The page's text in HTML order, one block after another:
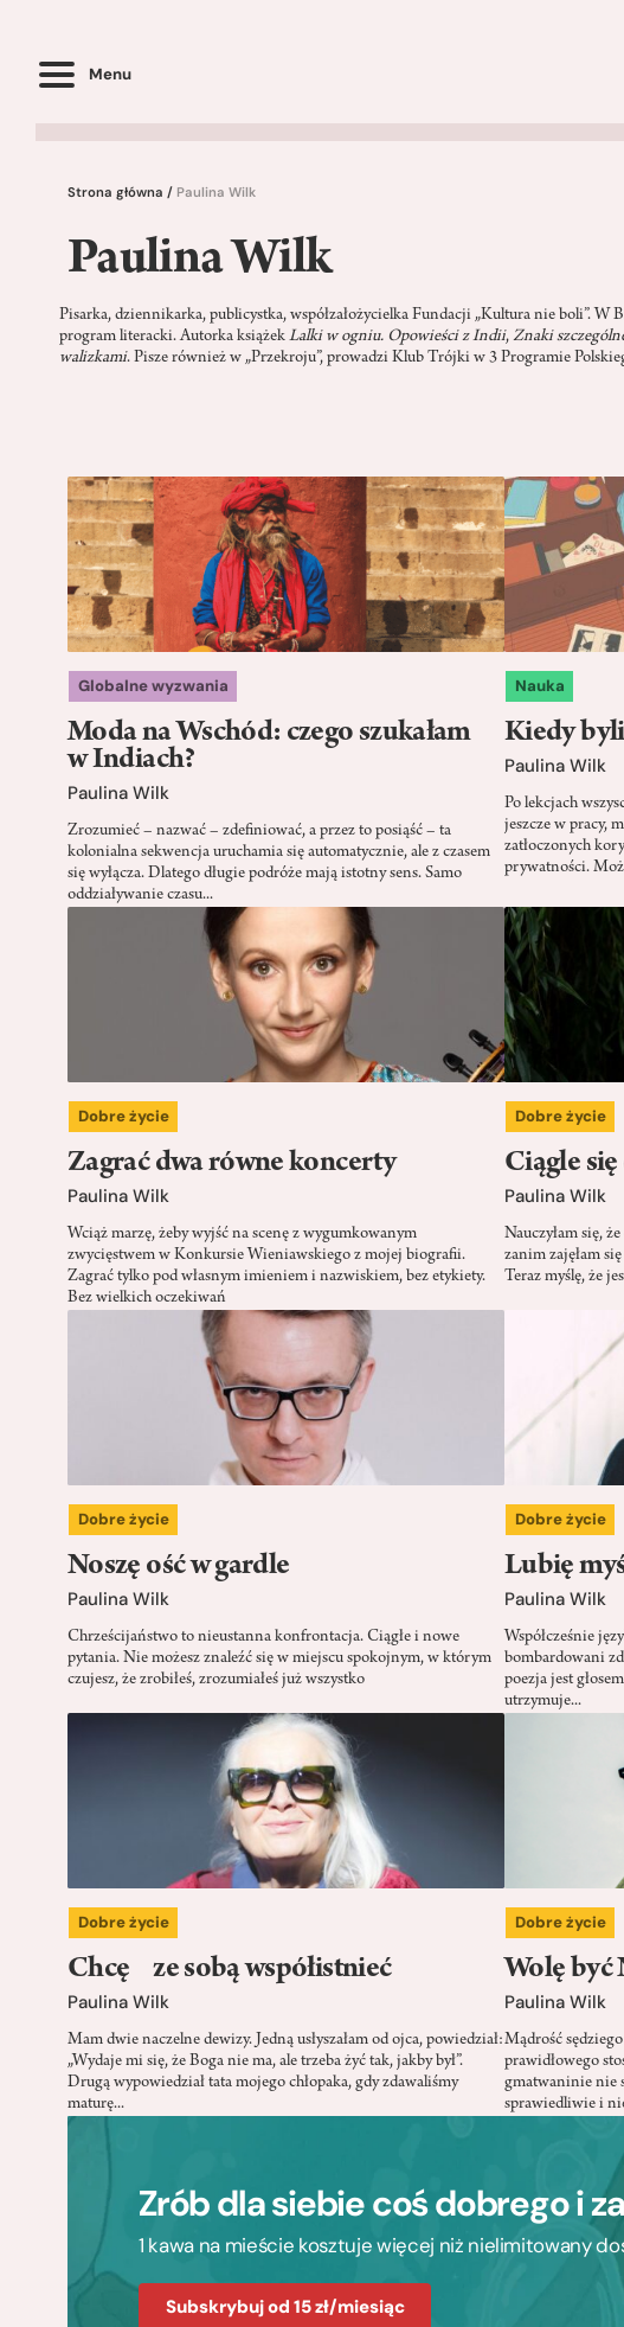
Menu
Strona główna / Paulina Wilk
Paulina Wilk
Pisarka, dziennikarka, publicystka, współzałożycielka Fundacji „Kultura nie boli”. W
program literacki. Autorka książek Lalki w ogniu. Opowieści z Indii, Znaki
walizkami. Pisze również w „Przekroju”, prowadzi Klub Trójki w 3 Programie
Globalne wyzwania
Moda na Wschód: czego szukałam
w Indiach?
Paulina Wilk
Zrozumieć – nazwać – zdefiniować, a przez to posiąść – ta
kolonialna sekwencja uruchamia się automatycznie, ale z czasem
się wyłącza. Dlatego długie podróże mają istotny sens. Samo
oddziaływanie czasu...
Nauka
Kiedy
Paulina Wilk
Po lekcjach
jeszcze w pracy,
zatłoczonych
prywatności.
Dobre życie
Zagrać dwa równe koncerty
Paulina Wilk
Wciąż marzę, żeby wyjść na scenę z wygumkowanym
zwycięstwem w Konkursie Wieniawskiego z mojej biografii.
Zagrać tylko pod własnym imieniem i nazwiskiem, bez etykiety.
Bez wielkich oczekiwań
Dobre życie
Ciągle
Paulina Wilk
Nauczyłam się,
zanim zajęłam
Teraz myślę, że
Dobre życie
Noszę ość w gardle
Paulina Wilk
Chrześcijaństwo to nieustanna konfrontacja. Ciągłe i nowe
pytania. Nie możesz znaleźć się w miejscu spokojnym, w którym
czujesz, że zrobiłeś, zrozumiałeś już wszystko
Dobre życie
Lubię
Paulina Wilk
Współcześnie
bombardowani
poezja jest
utrzymuje...
Dobre życie
Chcę ze sobą współistnieć
Paulina Wilk
Mam dwie naczelne dewizy. Jedną usłyszałam od ojca, powiedział:
„Wydaje mi się, że Boga nie ma, ale trzeba żyć tak, jakby był”.
Drugą wypowiedział tata mojego chłopaka, gdy zdawaliśmy
maturę...
Dobre życie
Wolę być
Paulina Wilk
Mądrość
prawidłowego
gmatwaninie nie
sprawiedliwie i
Zrób dla siebie coś dobrego i
1 kawa na mieście kosztuje więcej niż nielimitowany
Subskrybuj od 15 zł/miesiąc